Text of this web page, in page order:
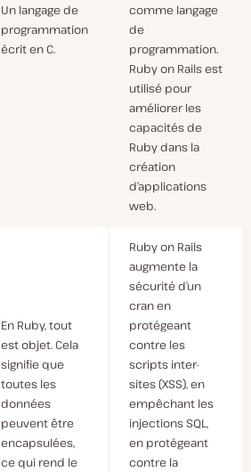
Un langage de
programmation
écrit en C.
comme langage
de
programmation.
Ruby on Rails est
utilisé pour
améliorer les
capacités de
Ruby dans la
création
d’applications
web.
En Ruby, tout
est objet. Cela
signifie que
toutes les
données
peuvent être
encapsulées,
ce qui rend le
Ruby on Rails
augmente la
sécurité d’un
cran en
protégeant
contre les
scripts inter-
sites (XSS), en
empêchant les
injections SQL,
en protégeant
contre la